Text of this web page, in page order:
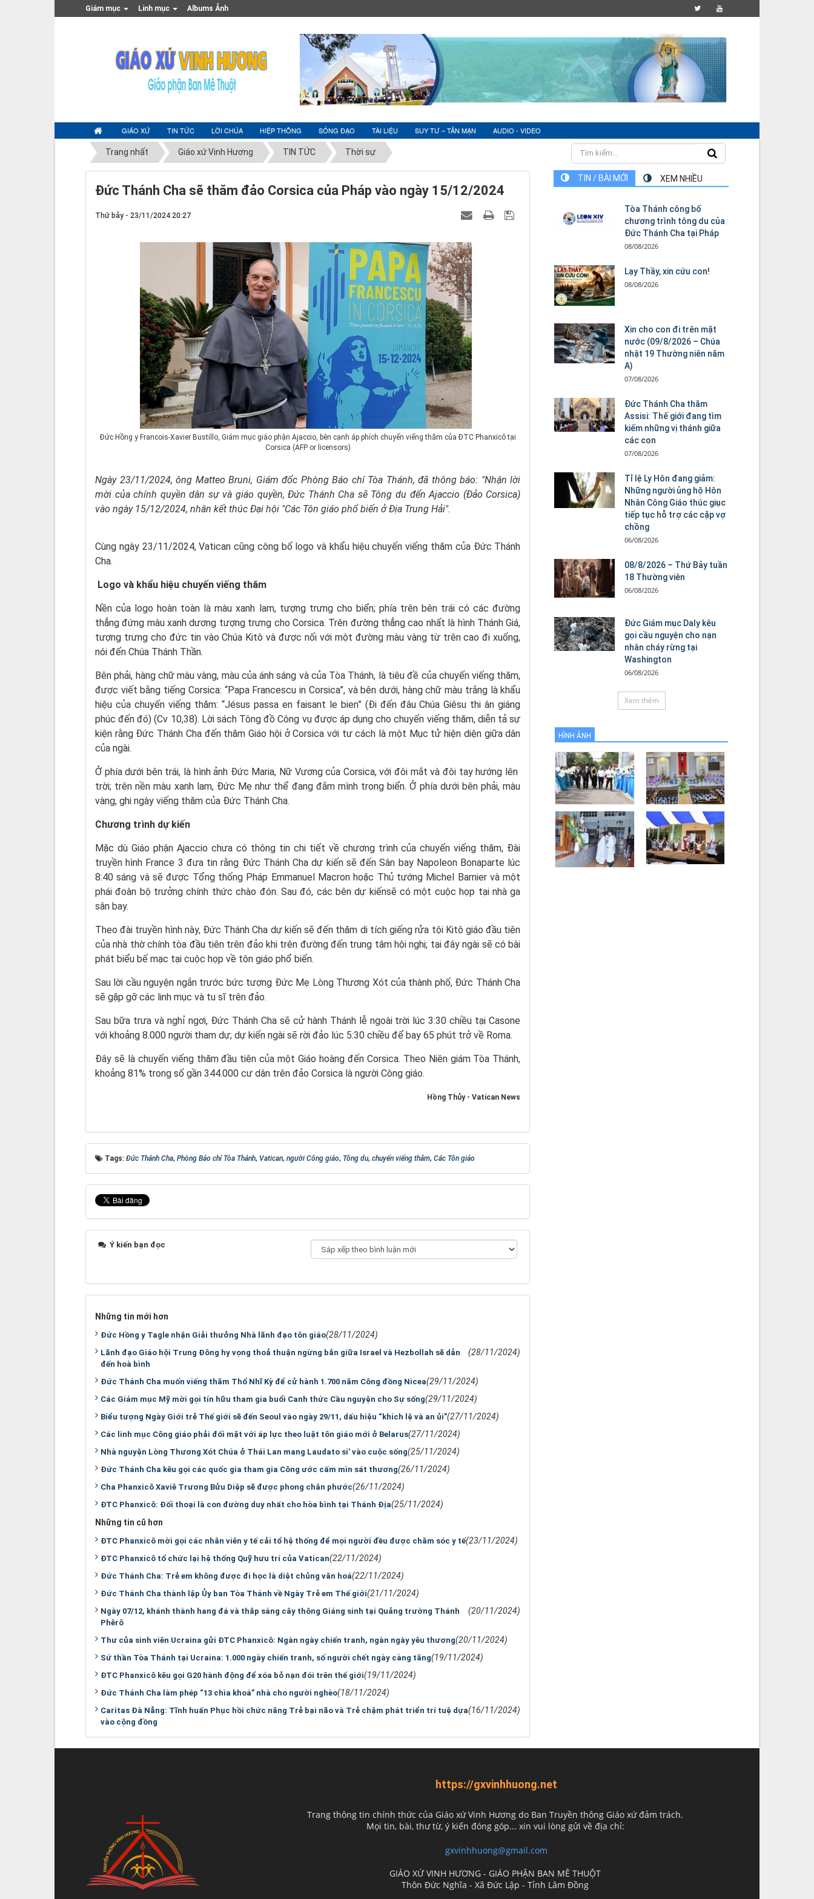
Giám mục Linh mục Albums Ảnh
GIÁO XỨ TIN TỨC LỜI CHÚA HIỆP THÔNG SỐNG ĐẠO TÀI LIỆU SUY TƯ – TẢN MẠN AUDIO - VIDEO
Trang nhất Giáo xứ Vinh Hương TIN TỨC Thời sự
Đức Thánh Cha sẽ thăm đảo Corsica của Pháp vào ngày 15/12/2024
Thứ bảy - 23/11/2024 20:27
Đức Hồng y Francois-Xavier Bustillo, Giám mục giáo phận Ajaccio, bên cạnh áp phích chuyến viếng thăm của ĐTC Phanxicô tại
Corsica (AFP or licensors)
Ngày 23/11/2024, ông Matteo Bruni, Giám đốc Phòng Báo chí Tòa Thánh, đã thông báo: "Nhận lời
mời của chính quyền dân sự và giáo quyền, Đức Thánh Cha sẽ Tông du đến Ajaccio (Đảo Corsica)
vào ngày 15/12/2024, nhân kết thúc Đại hội "Các Tôn giáo phổ biến ở Địa Trung Hải".
Cùng ngày 23/11/2024, Vatican cũng công bố logo và khẩu hiệu chuyến viếng thăm của Đức Thánh
Cha.
Logo và khẩu hiệu chuyến viếng thăm
Nền của logo hoàn toàn là màu xanh lam, tượng trưng cho biển; phía trên bên trái có các đường
thẳng đứng màu xanh dương tượng trưng cho Corsica. Trên đường thẳng cao nhất là hình Thánh Giá,
tượng trưng cho đức tin vào Chúa Kitô và được nối với một đường màu vàng từ trên cao đi xuống,
nói đến Chúa Thánh Thần.
Bên phải, hàng chữ màu vàng, màu của ánh sáng và của Tòa Thánh, là tiêu đề của chuyến viếng thăm,
được viết bằng tiếng Corsica: “Papa Francescu in Corsica”, và bên dưới, hàng chữ màu trắng là khẩu
hiệu của chuyến viếng thăm: “Jésus passa en faisant le bien” (Đi đến đâu Chúa Giêsu thi ân giáng
phúc đến đó) (Cv 10,38). Lời sách Tông đồ Công vụ được áp dụng cho chuyến viếng thăm, diễn tả sự
kiện rằng Đức Thánh Cha đến thăm Giáo hội ở Corsica với tư cách là một Mục tử hiện diện giữa dân
của ngài.
Ở phía dưới bên trái, là hình ảnh Đức Maria, Nữ Vương của Corsica, với đôi mắt và đôi tay hướng lên ​​
trời; trên nền màu xanh lam, Đức Mẹ như thể đang đắm mình trong biển. Ở phía dưới bên phải, màu
vàng, ghi ngày viếng thăm của Đức Thánh Cha.
Chương trình dự kiến
Mặc dù Giáo phận Ajaccio chưa có thông tin chi tiết về chương trình của chuyến viếng thăm, Đài
truyền hình France 3 đưa tin rằng Đức Thánh Cha dự kiến ​​sẽ đến Sân bay Napoleon Bonaparte lúc
8:40 sáng và sẽ được Tổng thống Pháp Emmanuel Macron hoặc Thủ tướng Michel Barnier và một
phái đoàn bộ trưởng chính thức chào đón. Sau đó, các bên dự kiến​​sẽ có một cuộc họp tại nhà ga
sân bay.
Theo đài truyền hình này, Đức Thánh Cha dự kiến ​​sẽ đến thăm di tích giếng rửa tội Kitô giáo đầu tiên
của nhà thờ chính tòa đầu tiên trên đảo khi trên đường đến trung tâm hội nghị; tại đây ngài sẽ có bài
phát biểu bế mạc tại cuộc họp về tôn giáo phổ biến.
Sau lời cầu nguyện ngắn trước bức tượng Đức Mẹ Lòng Thương Xót của thành phố, Đức Thánh Cha
sẽ gặp gỡ các linh mục và tu sĩ trên đảo.
Sau bữa trưa và nghỉ ngơi, Đức Thánh Cha sẽ cử hành Thánh lễ ngoài trời lúc 3:30 chiều tại Casone
với khoảng 8.000 người tham dự; dự kiến ngài ​​sẽ rời đảo lúc 5:30 chiều để bay 65 phút trở về Roma.
Đây sẽ là chuyến viếng thăm đầu tiên của một Giáo hoàng đến Corsica. Theo Niên giám Tòa Thánh,
khoảng 81% trong số gần 344.000 cư dân trên đảo Corsica là người Công giáo.
Hồng Thủy - Vatican News
Tags: Đức Thánh Cha, Phòng Báo chí Tòa Thánh, Vatican, người Công giáo, Tông du, chuyến viếng thăm, Các Tôn giáo
Ý kiến bạn đọc
Những tin mới hơn
Đức Hồng y Tagle nhận Giải thưởng Nhà lãnh đạo tôn giáo(28/11/2024)
Lãnh đạo Giáo hội Trung Đông hy vọng thoả thuận ngừng bắn giữa Israel và Hezbollah sẽ dẫn
đến hoà bình
(28/11/2024)
Đức Thánh Cha muốn viếng thăm Thổ Nhĩ Kỳ để cử hành 1.700 năm Công đồng Nicea(29/11/2024)
Các Giám mục Mỹ mời gọi tín hữu tham gia buổi Canh thức Cầu nguyện cho Sự sống(29/11/2024)
Biểu tượng Ngày Giới trẻ Thế giới sẽ đến Seoul vào ngày 29/11, dấu hiệu “khích lệ và an ủi”(27/11/2024)
Các linh mục Công giáo phải đối mặt với áp lực theo luật tôn giáo mới ở Belarus(27/11/2024)
Nhà nguyện Lòng Thương Xót Chúa ở Thái Lan mang Laudato si' vào cuộc sống(25/11/2024)
Đức Thánh Cha kêu gọi các quốc gia tham gia Công ước cấm mìn sát thương(26/11/2024)
Cha Phanxicô Xaviê Trương Bửu Diệp sẽ được phong chân phước(26/11/2024)
ĐTC Phanxicô: Đối thoại là con đường duy nhất cho hòa bình tại Thánh Địa(25/11/2024)
Những tin cũ hơn
ĐTC Phanxicô mời gọi các nhân viên y tế cải tổ hệ thống để mọi người đều được chăm sóc y tế(23/11/2024)
ĐTC Phanxicô tổ chức lại hệ thống Quỹ hưu trí của Vatican(22/11/2024)
Đức Thánh Cha: Trẻ em không được đi học là diệt chủng văn hoá(22/11/2024)
Đức Thánh Cha thành lập Ủy ban Tòa Thánh về Ngày Trẻ em Thế giới(21/11/2024)
Ngày 07/12, khánh thành hang đá và thắp sáng cây thông Giáng sinh tại Quảng trường Thánh
Phêrô
(20/11/2024)
Thư của sinh viên Ucraina gửi ĐTC Phanxicô: Ngàn ngày chiến tranh, ngàn ngày yêu thương(20/11/2024)
Sứ thần Tòa Thánh tại Ucraina: 1.000 ngày chiến tranh, số người chết ngày càng tăng(19/11/2024)
ĐTC Phanxicô kêu gọi G20 hành động để xóa bỏ nạn đói trên thế giới(19/11/2024)
Đức Thánh Cha làm phép “13 chìa khoá” nhà cho người nghèo(18/11/2024)
Caritas Đà Nẵng: Tĩnh huấn Phục hồi chức năng Trẻ bại não và Trẻ chậm phát triển trí tuệ dựa
vào cộng đồng
(16/11/2024)
TIN / BÀI MỚI XEM NHIỀU
Tòa Thánh công bố
chương trình tông du của
Đức Thánh Cha tại Pháp
08/08/2026
Lạy Thầy, xin cứu con!
08/08/2026
Xin cho con đi trên mặt
nước (09/8/2026 – Chúa
nhật 19 Thường niên năm
A)
07/08/2026
Đức Thánh Cha thăm
Assisi: Thế giới đang tìm
kiếm những vị thánh giữa
các con
07/08/2026
Tỉ lệ Ly Hôn đang giảm:
Những người ủng hộ Hôn
Nhân Công Giáo thúc giục
tiếp tục hỗ trợ các cặp vợ
chồng
06/08/2026
08/8/2026 – Thứ Bảy tuần
18 Thường viên
06/08/2026
Đức Giám mục Daly kêu
gọi cầu nguyện cho nạn
nhân cháy rừng tại
Washington
06/08/2026
Xem thêm
HÌNH ẢNH
https://gxvinhhuong.net
Trang thông tin chính thức của Giáo xứ Vinh Hương do Ban Truyền thông Giáo xứ đảm trách.
Mọi tin, bài, thư từ, ý kiến đóng góp... xin vui lòng gửi về địa chỉ:
gxvinhhuong@gmail.com
GIÁO XỨ VINH HƯƠNG - GIÁO PHẬN BAN MÊ THUỘT
Thôn Đức Nghĩa - Xã Đức Lập - Tỉnh Lâm Đồng